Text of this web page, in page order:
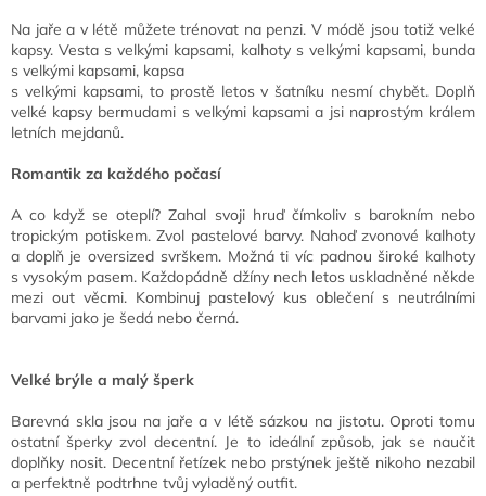
Na jaře a v létě můžete trénovat na penzi. V módě jsou totiž velké
kapsy. Vesta s velkými kapsami, kalhoty s velkými kapsami, bunda
s velkými kapsami, kapsa
s velkými kapsami, to prostě letos v šatníku nesmí chybět. Doplň
velké kapsy bermudami s velkými kapsami a jsi naprostým králem
letních mejdanů.
Romantik za každého počasí
A co když se oteplí? Zahal svoji hruď čímkoliv s barokním nebo
tropickým potiskem. Zvol pastelové barvy. Nahoď zvonové kalhoty
a doplň je oversized svrškem. Možná ti víc padnou široké kalhoty
s vysokým pasem. Každopádně džíny nech letos uskladněné někde
mezi out věcmi. Kombinuj pastelový kus oblečení s neutrálními
barvami jako je šedá nebo černá.
Velké brýle a malý šperk
Barevná skla jsou na jaře a v létě sázkou na jistotu. Oproti tomu
ostatní šperky zvol decentní. Je to ideální způsob, jak se naučit
doplňky nosit. Decentní řetízek nebo prstýnek ještě nikoho nezabil
a perfektně podtrhne tvůj vyladěný outfit.